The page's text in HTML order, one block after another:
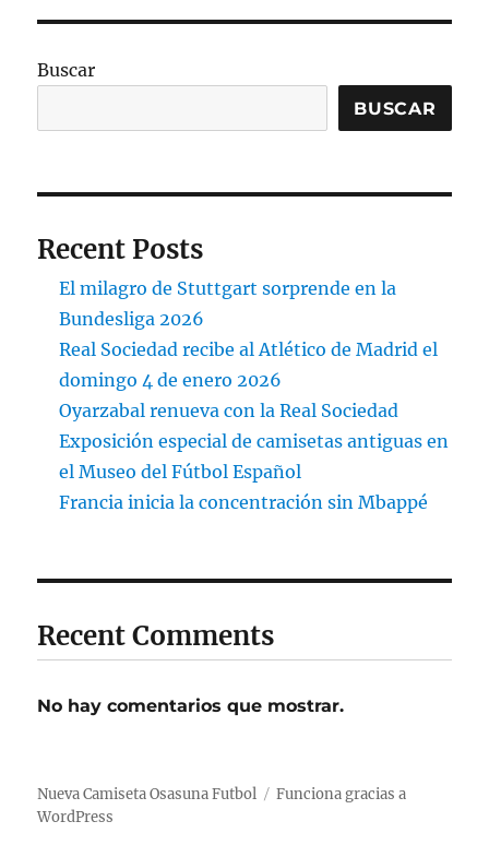
Buscar
BUSCAR
Recent Posts
El milagro de Stuttgart sorprende en la
Bundesliga 2026
Real Sociedad recibe al Atlético de Madrid el
domingo 4 de enero 2026
Oyarzabal renueva con la Real Sociedad
Exposición especial de camisetas antiguas en
el Museo del Fútbol Español
Francia inicia la concentración sin Mbappé
Recent Comments
No hay comentarios que mostrar.
Nueva Camiseta Osasuna Futbol
Funciona gracias a
WordPress